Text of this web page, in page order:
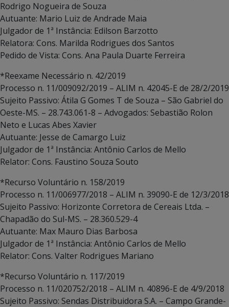
Rodrigo Nogueira de Souza
Autuante: Mario Luiz de Andrade Maia
Julgador de 1ª Instância: Edilson Barzotto
Relatora: Cons. Marilda Rodrigues dos Santos
Pedido de Vista: Cons. Ana Paula Duarte Ferreira
*Reexame Necessário n. 42/2019
Processo n. 11/009092/2019 – ALIM n. 42045-E de 28/2/2019
Sujeito Passivo: Átila G Gomes T de Souza – São Gabriel do
Oeste-MS. – 28.743.061-8 – Advogados: Sebastião Rolon
Neto e Lucas Abes Xavier
Autuante: Jesse de Camargo Luiz
Julgador de 1ª Instância: Antônio Carlos de Mello
Relator: Cons. Faustino Souza Souto
*Recurso Voluntário n. 158/2019
Processo n. 11/006977/2018 – ALIM n. 39090-E de 12/3/2018
Sujeito Passivo: Horizonte Corretora de Cereais Ltda. –
Chapadão do Sul-MS. – 28.360.529-4
Autuante: Max Mauro Dias Barbosa
Julgador de 1ª Instância: Antônio Carlos de Mello
Relator: Cons. Valter Rodrigues Mariano
*Recurso Voluntário n. 117/2019
Processo n. 11/020752/2018 – ALIM n. 40896-E de 4/9/2018
Sujeito Passivo: Sendas Distribuidora S.A. – Campo Grande-